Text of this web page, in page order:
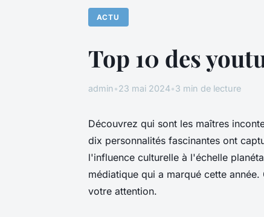
ACTU
Top 10 des
admin•23 mai 2024•3 min de lecture
Découvrez qui sont les maîtres
dix personnalités fascinantes ont
l'influence culturelle à l'échelle
médiatique qui a marqué cette
votre attention.